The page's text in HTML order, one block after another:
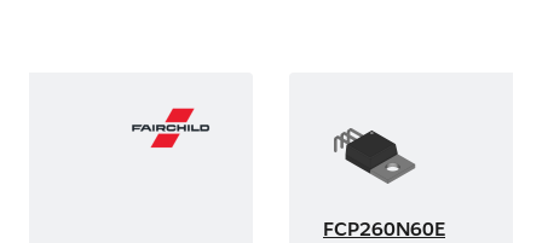
FCP260N60E